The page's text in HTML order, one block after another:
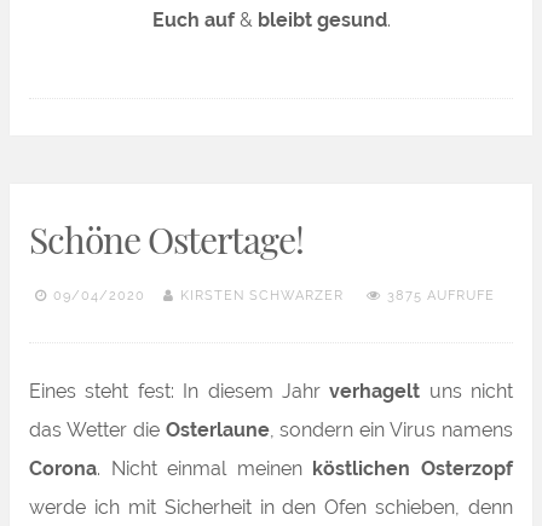
Euch auf& bleibt gesund.
Schöne Ostertage!
09/04/2020 KIRSTEN SCHWARZER 3875 AUFRUFE
Eines steht fest: In diesem Jahrverhagelt uns nicht
das Wetter die Osterlaune, sondern ein Virus namens
Corona. Nicht einmal meinen köstlichen Osterzopf
werde ich mit Sicherheit in den Ofen schieben, denn